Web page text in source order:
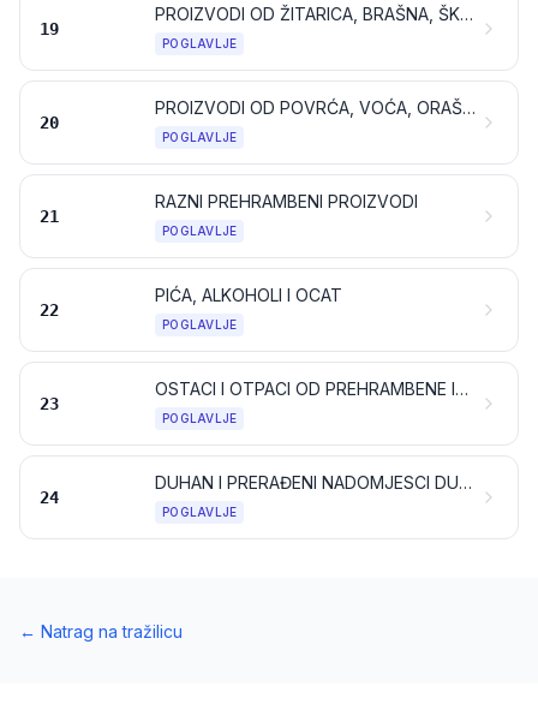
19
PROIZVODI OD ŽITARICA, BRAŠNA, ŠKROBA ILI MLIJEKA; SLASTIČARSKI PROIZVODI
POGLAVLJE
20
PROIZVODI OD POVRĆA, VOĆA, ORAŠASTIH PLODOVA ILI DRUGIH DIJELOVA BILJAKA
POGLAVLJE
21
RAZNI PREHRAMBENI PROIZVODI
POGLAVLJE
22
PIĆA, ALKOHOLI I OCAT
POGLAVLJE
23
OSTACI I OTPACI OD PREHRAMBENE INDUSTRIJE; PRIPREMLJENA ŽIVOTINJSKA HRANA
POGLAVLJE
24
DUHAN I PRERAĐENI NADOMJESCI DUHANA; PROIZVODI, NEOVISNO SADRŽE LI NIKOTIN ILI NE, NAMIJENJENI ZA UDISANJE BEZ IZGARANJA; OSTALI PROIZVODI KOJI SADRŽE NIKOTIN NAMIJENJENI ZA UNOS NIKOTINA U LJUDSKO TIJELO
POGLAVLJE
← Natrag na tražilicu